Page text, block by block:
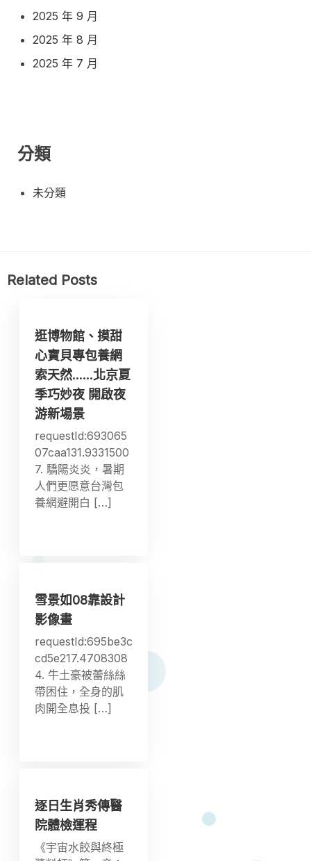
2025 年 9 月
2025 年 8 月
2025 年 7 月
分類
未分類
Related Posts
逛博物館、摸甜
心寶貝專包養網
索天然……北京夏
季巧妙夜 開啟夜
游新場景
requestId:693065
07caa131.9331500
7. 驕陽炎炎，暑期
人們更愿意台灣包
養網避開白 […]
雪景如08靠設計
影像畫
requestId:695be3c
cd5e217.4708308
4. 牛土豪被蕾絲絲
帶困住，全身的肌
肉開全息投 […]
逐日生肖秀傳醫
院體檢運程
《宇宙水餃與終極